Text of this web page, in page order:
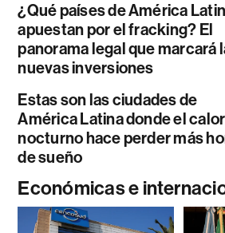
¿Qué países de América
apuestan por el fracking? El
panorama legal que marcará
nuevas inversiones
Estas son las ciudades de
América Latina donde el calor
nocturno hace perder más
de sueño
Económicas e